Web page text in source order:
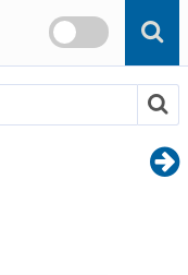
Skip to main content